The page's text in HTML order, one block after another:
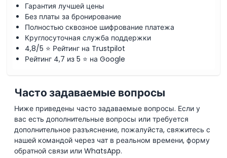
Гарантия лучшей цены
Без платы за бронирование
Полностью сквозное шифрование платежа
Круглосуточная служба поддержки
4,8/5 ⭐ Рейтинг на Trustpilot
Рейтинг 4,7 из 5 ⭐ на Google
Часто задаваемые вопросы
Ниже приведены часто задаваемые вопросы. Если у
вас есть дополнительные вопросы или требуется
дополнительное разъяснение, пожалуйста, свяжитесь с
нашей командой через чат в реальном времени, форму
обратной связи или WhatsApp.